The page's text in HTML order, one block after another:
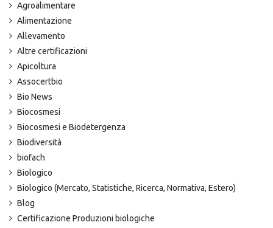
Agroalimentare
Alimentazione
Allevamento
Altre certificazioni
Apicoltura
Assocertbio
Bio News
Biocosmesi
Biocosmesi e Biodetergenza
Biodiversità
biofach
Biologico
Biologico (Mercato, Statistiche, Ricerca, Normativa, Estero)
Blog
Certificazione Produzioni biologiche